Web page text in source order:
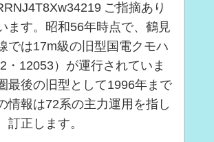
ご指摘あり
ます。昭和56年時点で、鶴見
では17m級の旧型国電クモハ
・12053）が運行されていま
最後の旧型として1996年まで
情報は72系の主力運用を指し
訂正します。